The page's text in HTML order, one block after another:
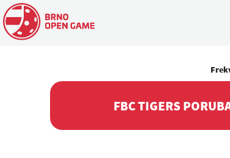
FBC TIGERS